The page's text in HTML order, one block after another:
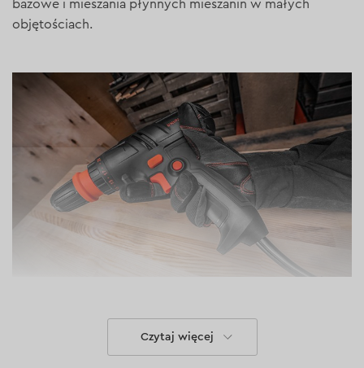
bazowe i mieszania płynnych mieszanin w małych
objętościach.
Silnik jest pokryty trzema warstwami odpornej na ciepło
Czytaj więcej